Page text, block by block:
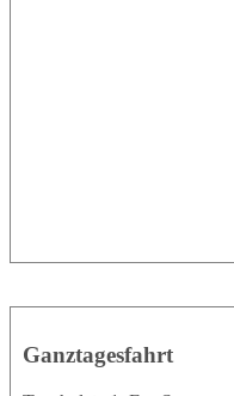
Ganztagesfahrt